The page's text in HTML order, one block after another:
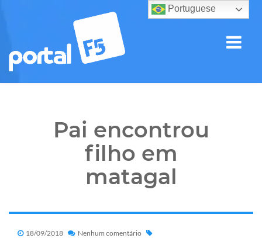
Pai encontrou
filho em
matagal
18/09/2018 Nenhum comentário
Portuguese